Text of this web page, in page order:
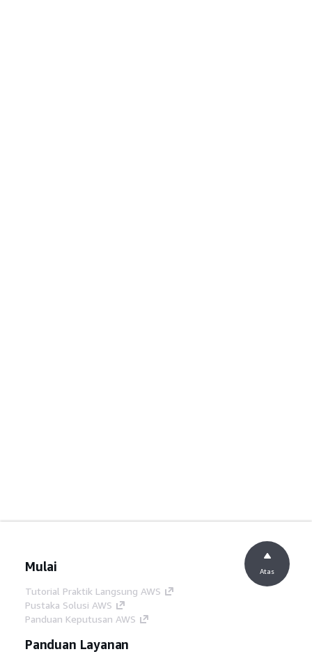
Mulai
Tutorial Praktik Langsung AWS
Pustaka Solusi AWS
Panduan Keputusan AWS
Panduan Layanan
Atas